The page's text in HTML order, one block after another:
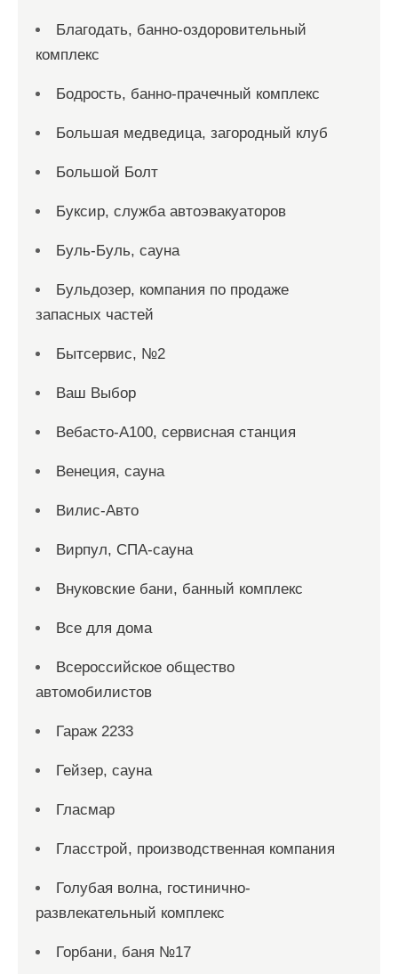
Благодать, банно-оздоровительный
комплекс
Бодрость, банно-прачечный комплекс
Большая медведица, загородный клуб
Большой Болт
Буксир, служба автоэвакуаторов
Буль-Буль, сауна
Бульдозер, компания по продаже
запасных частей
Бытсервис, №2
Ваш Выбор
Вебасто-А100, сервисная станция
Венеция, сауна
Вилис-Авто
Вирпул, СПА-сауна
Внуковские бани, банный комплекс
Все для дома
Всероссийское общество
автомобилистов
Гараж 2233
Гейзер, сауна
Гласмар
Гласстрой, производственная компания
Голубая волна, гостинично-
развлекательный комплекс
Горбани, баня №17